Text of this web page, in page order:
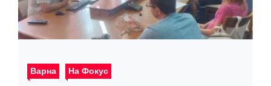
Варна На Фокус